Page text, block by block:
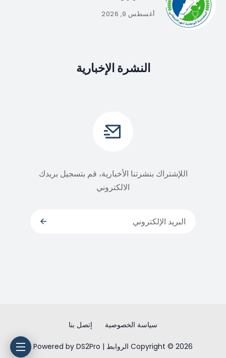
أغسطس 9, 2026
النشرة الإخبارية
اللإشتراك بنشرتنا الأخبارية، قم بتسجيل بريدك
الالكتروني
سياسة الخصوصية إتصل بنا
Copyright © 2026 الروابط | Powered by DS2Pro